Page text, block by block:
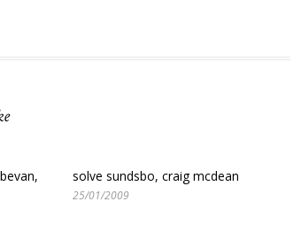
solve sundsbo, craig mcdean
25/01/2009